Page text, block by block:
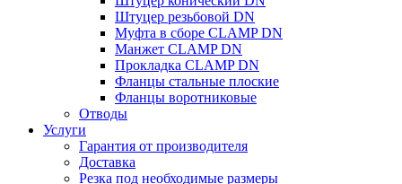
Штуцер резьбовой DN
Муфта в сборе CLAMP DN
Манжет CLAMP DN
Прокладка CLAMP DN
Фланцы стальные плоские
Фланцы воротниковые
Отводы
Услуги
Гарантия от производителя
Доставка
Резка под необходимые размеры